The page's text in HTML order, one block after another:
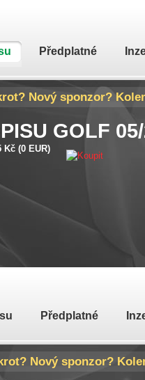
Předplatné
Nový sponzor?
americký golfista
GOLF
Kč (0 EUR)